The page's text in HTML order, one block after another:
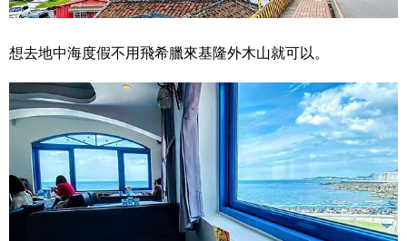
想去地中海度假不用飛希臘來基隆外木山就可以。